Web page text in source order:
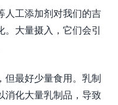
人工添加剂对我们的吉
大量摄入，它们会引
但最好少量食用。乳制
消化大量乳制品，导致